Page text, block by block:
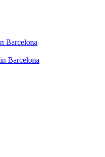
Barcelona
Barcelona